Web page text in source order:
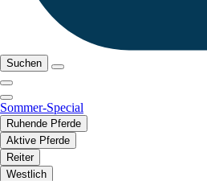
Suchen
Sommer-Special
Ruhende Pferde
Aktive Pferde
Reiter
Westlich